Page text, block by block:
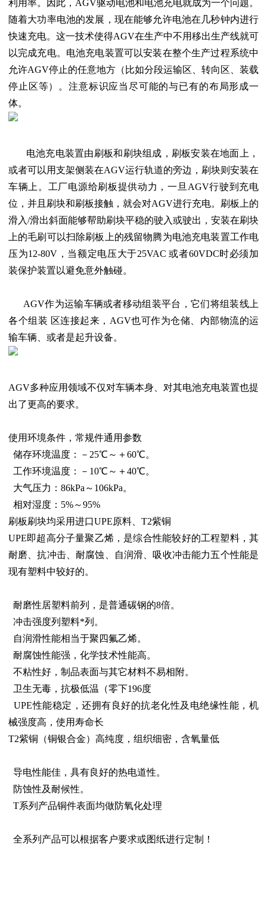
利用率。因此，AGV驱动电池和电池充电就成为一个问题。
随着大功率电池的发展，现在能够允许电池在几秒钟内进行
快速充电。这一技术使得AGV在生产中不用移出生产线就可
以完成充电。电池充电装置可以安装在整个生产过程系统中
允许AGV停止的任意地方（比如分段运输区、转向区、装载
停止区等）。注意标识应当尽可能的与已有的布局形成一
体。
电池充电装置由刷板和刷块组成，刷板安装在地面上，
或者可以用支架侧装在AGV运行轨道的旁边，刷块则安装在
车辆上。工厂电源给刷板提供动力，一旦AGV行驶到充电
位，并且刷块和刷板接触，就会对AGV进行充电。刷板上的
滑入/滑出斜面能够帮助刷块平稳的驶入或驶出，安装在刷块
上的毛刷可以扫除刷板上的残留物腾为电池充电装置工作电
压为12-80V，当额定电压大于25VAC 或者60VDC时必须加
装保护装置以避免意外触碰。
AGV作为运输车辆或者移动组装平台，它们将组装线上
各个组装 区连接起来，AGV也可作为仓储、内部物流的运
输车辆、或者是起升设备。
AGV多种应用领域不仅对车辆本身、对其电池充电装置也提
出了更高的要求。
使用环境条件，常规件通用参数
储存环境温度：－25℃～＋60℃。
工作环境温度：－10℃～＋40℃。
大气压力：86kPa～106kPa。
相对湿度：5%～95%
刷板刷块均采用进口UPE原料、T2紫铜
UPE即超高分子量聚乙烯，是综合性能较好的工程塑料，其
耐磨、抗冲击、耐腐蚀、自润滑、吸收冲击能力五个性能是
现有塑料中较好的。
耐磨性居塑料前列，是普通碳钢的8倍。
冲击强度列塑料*列。
自润滑性能相当于聚四氟乙烯。
耐腐蚀性能强，化学技术性能高。
不粘性好，制品表面与其它材料不易相附。
卫生无毒，抗极低温（零下196度
UPE性能稳定，还拥有良好的抗老化性及电绝缘性能，机
械强度高，使用寿命长
T2紫铜（铜银合金）高纯度，组织细密，含氧量低
导电性能佳，具有良好的热电道性。
防蚀性及耐候性。
T系列产品铜件表面均做防氧化处理
全系列产品可以根据客户要求或图纸进行定制！